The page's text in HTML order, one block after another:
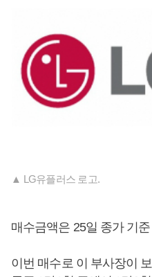
▲ LG유플러스 로고.
매수금액은 25일 종가 기
이번 매수로 이 부사장이